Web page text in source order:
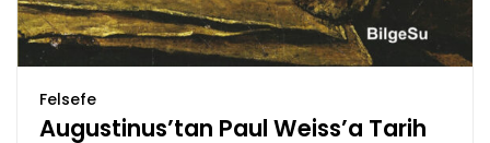
Felsefe
Augustinus’tan Paul Weiss’a Tarih